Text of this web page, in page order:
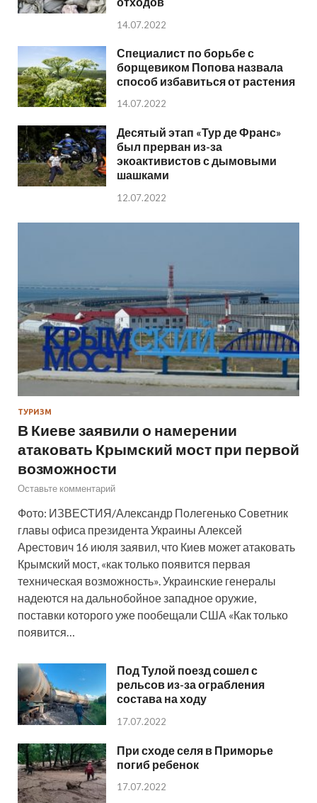
14.07.2022
Специалист по борьбе с
борщевиком Попова назвала
способ избавиться от растения
14.07.2022
Десятый этап «Тур де Франс»
был прерван из-за
экоактивистов с дымовыми
шашками
12.07.2022
ТУРИЗМ
В Киеве заявили о намерении
атаковать Крымский мост при первой
возможности
Оставьте комментарий
Фото: ИЗВЕСТИЯ/Александр Полегенько Советник
главы офиса президента Украины Алексей
Арестович 16 июля заявил, что Киев может атаковать
Крымский мост, «как только появится первая
техническая возможность». Украинские генералы
надеются на дальнобойное западное оружие,
поставки которого уже пообещали США «Как только
появится…
Под Тулой поезд сошел с
рельсов из-за ограбления
состава на ходу
17.07.2022
При сходе селя в Приморье
погиб ребенок
17.07.2022